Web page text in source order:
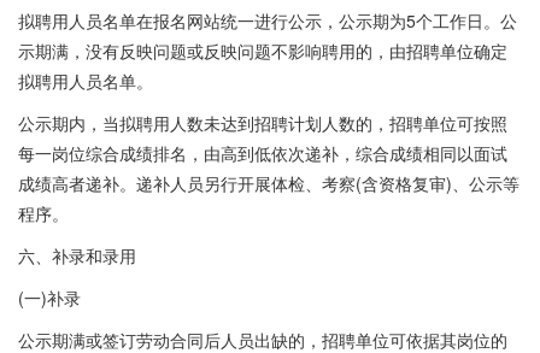
拟聘用人员名单在报名网站统一进行公示，公示期为5个工作日。公
示期满，没有反映问题或反映问题不影响聘用的，由招聘单位确定
拟聘用人员名单。
公示期内，当拟聘用人数未达到招聘计划人数的，招聘单位可按照
每一岗位综合成绩排名，由高到低依次递补，综合成绩相同以面试
成绩高者递补。递补人员另行开展体检、考察(含资格复审)、公示等
程序。
六、补录和录用
(一)补录
公示期满或签订劳动合同后人员出缺的，招聘单位可依据其岗位的